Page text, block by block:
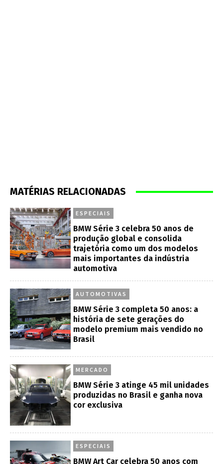
MATÉRIAS RELACIONADAS
ESPECIAIS
BMW Série 3 celebra 50 anos de
produção global e consolida
trajetória como um dos modelos
mais importantes da indústria
automotiva
AUTOMOTIVAS
BMW Série 3 completa 50 anos: a
história de sete gerações do
modelo premium mais vendido no
Brasil
MERCADO
BMW Série 3 atinge 45 mil unidades
produzidas no Brasil e ganha nova
cor exclusiva
ESPECIAIS
BMW Art Car celebra 50 anos com